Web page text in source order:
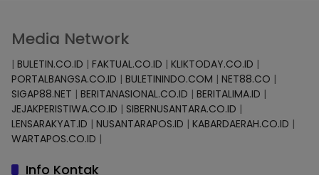
Media Network
| BULETIN.CO.ID | FAKTUAL.CO.ID | KLIKTODAY.CO.ID |
PORTALBANGSA.CO.ID | BULETININDO.COM | NET88.CO |
SIGAP88.NET | BERITANASIONAL.CO.ID | BERITALIMA.ID |
JEJAKPERISTIWA.CO.ID | SIBERNUSANTARA.CO.ID |
LENSARAKYAT.ID | NUSANTARAPOS.ID | KABARDAERAH.CO.ID |
WARTAPOS.CO.ID |
Info Kontak